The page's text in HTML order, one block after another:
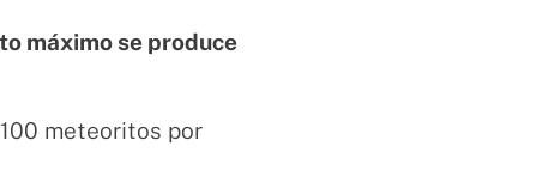
máximo se produce
meteoritos por